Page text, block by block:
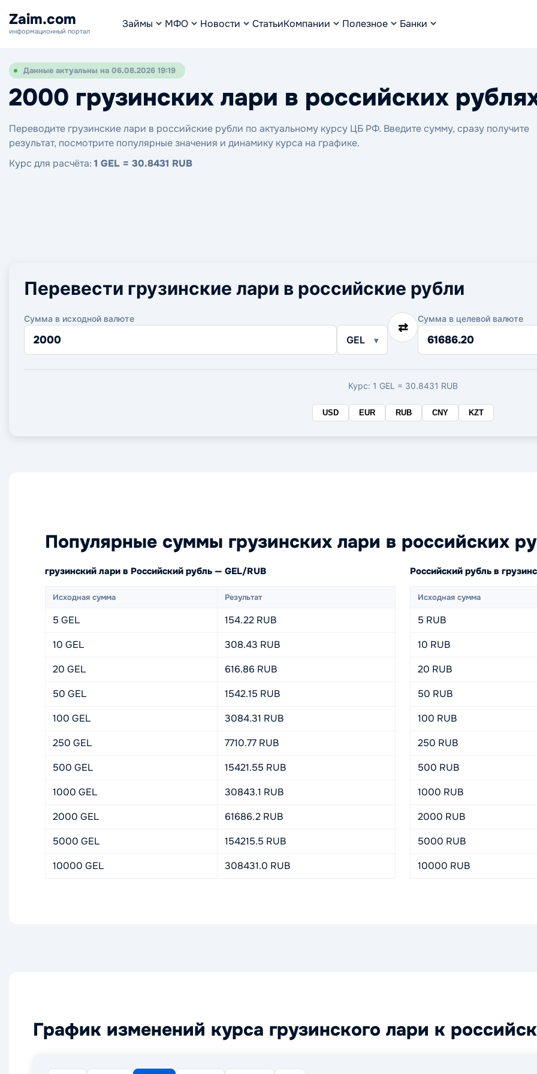
Zaim.com
информационный портал
Займы МФО Новости СтатьиКомпании Полезное Банки
Данные актуальны на 06.08.2026 19:19
2000 грузинских лари в российских
Переводите грузинские лари в российские рубли по актуальному курсу ЦБ РФ. Введите сумму, сразу получите
результат, посмотрите популярные значения и динамику курса на графике.
Курс для расчёта: 1 GEL = 30.8431 RUB
Перевести грузинские лари в российские рубли
Сумма в исходной валюте
Сумма
GEL
⇄
Сумма в целевой валюте
Сумма
Курс: 1 GEL = 30.8431 RUB
USD EUR RUB CNY KZT
Популярные суммы грузинских лари в российских
грузинский лари в Российский рубль — GEL/RUB
Исходная сумма Результат
5 GEL
154.22 RUB
10 GEL
308.43 RUB
20 GEL
616.86 RUB
50 GEL
1542.15 RUB
100 GEL
3084.31 RUB
250 GEL
7710.77 RUB
500 GEL
15421.55 RUB
1000 GEL
30843.1 RUB
2000 GEL
61686.2 RUB
5000 GEL
154215.5 RUB
10000 GEL
308431.0 RUB
Российский рубль в
Исходная сумма
5 RUB
10 RUB
20 RUB
50 RUB
100 RUB
250 RUB
500 RUB
1000 RUB
2000 RUB
5000 RUB
10000 RUB
График изменений курса грузинского лари к